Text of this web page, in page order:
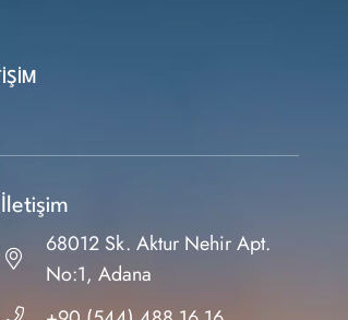
İletişim
68012 Sk. Aktur Nehir Apt.
No:1, Adana